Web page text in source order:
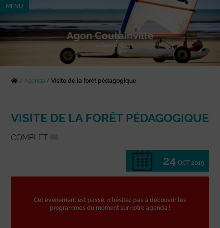
MENU
/Agenda /Visite de la forêt pédagogique
VISITE DE LA FORÊT PÉDAGOGIQUE
COMPLET !!!!
24 OCT 2019
Cet événement est passé, n'hésitez pas à découvrir les
programmes du moment sur notre agenda !